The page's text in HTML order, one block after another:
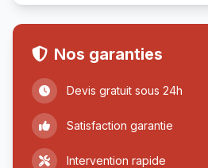
Nos garanties
Devis gratuit sous 24h
Satisfaction garantie
Intervention rapide